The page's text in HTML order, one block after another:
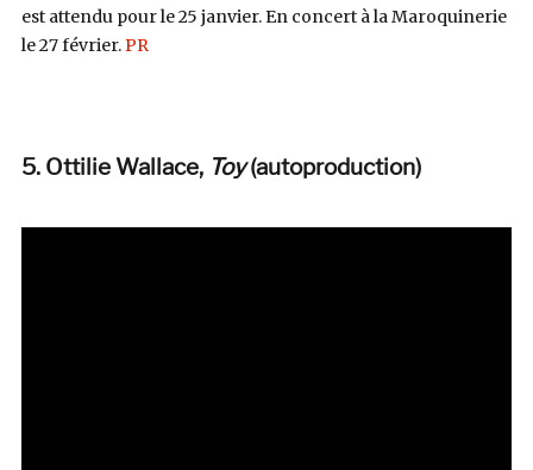
est attendu pour le 25 janvier. En concert à la Maroquinerie
le 27 février.PR
5. Ottilie Wallace, Toy (autoproduction)